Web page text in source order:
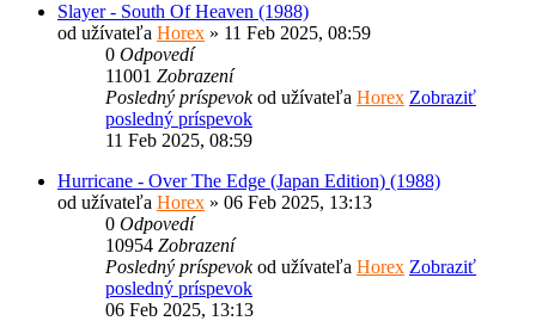
Slayer - South Of Heaven (1988)
od užívateľa Horex » 11 Feb 2025, 08:59
0 Odpovedí
11001 Zobrazení
Posledný príspevokod užívateľa Horex Zobraziť
posledný príspevok
11 Feb 2025, 08:59
Hurricane - Over The Edge (Japan Edition) (1988)
od užívateľa Horex » 06 Feb 2025, 13:13
0 Odpovedí
10954 Zobrazení
Posledný príspevokod užívateľa Horex Zobraziť
posledný príspevok
06 Feb 2025, 13:13